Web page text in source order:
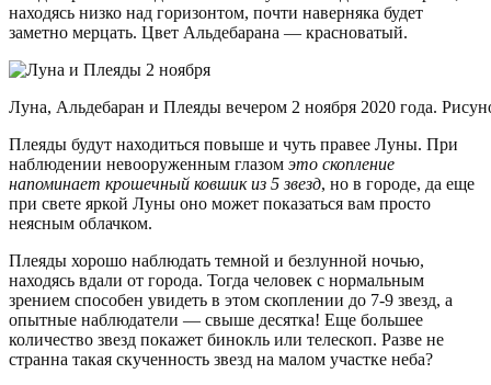
находясь низко над горизонтом, почти наверняка будет
заметно мерцать. Цвет Альдебарана — красноватый.
Луна, Альдебаран и Плеяды вечером 2 ноября 2020 года.
Плеяды будут находиться повыше и чуть правее Луны. При
наблюдении невооруженным глазом это скопление
напоминает крошечный ковшик из 5 звезд, но в городе, да еще
при свете яркой Луны оно может показаться вам просто
неясным облачком.
Плеяды хорошо наблюдать темной и безлунной ночью,
находясь вдали от города. Тогда человек с нормальным
зрением способен увидеть в этом скоплении до 7-9 звезд, а
опытные наблюдатели — свыше десятка! Еще большее
количество звезд покажет бинокль или телескоп. Разве не
странна такая скученность звезд на малом участке неба?